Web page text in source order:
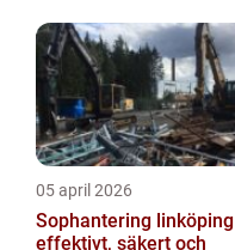
05 april 2026
Sophantering linköping
effektivt, säkert och